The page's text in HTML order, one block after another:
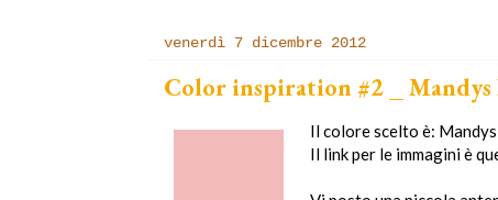
venerdì 7 dicembre 2012
Color inspiration #2 _
Il colore scelto è:
Il link per le immagini è